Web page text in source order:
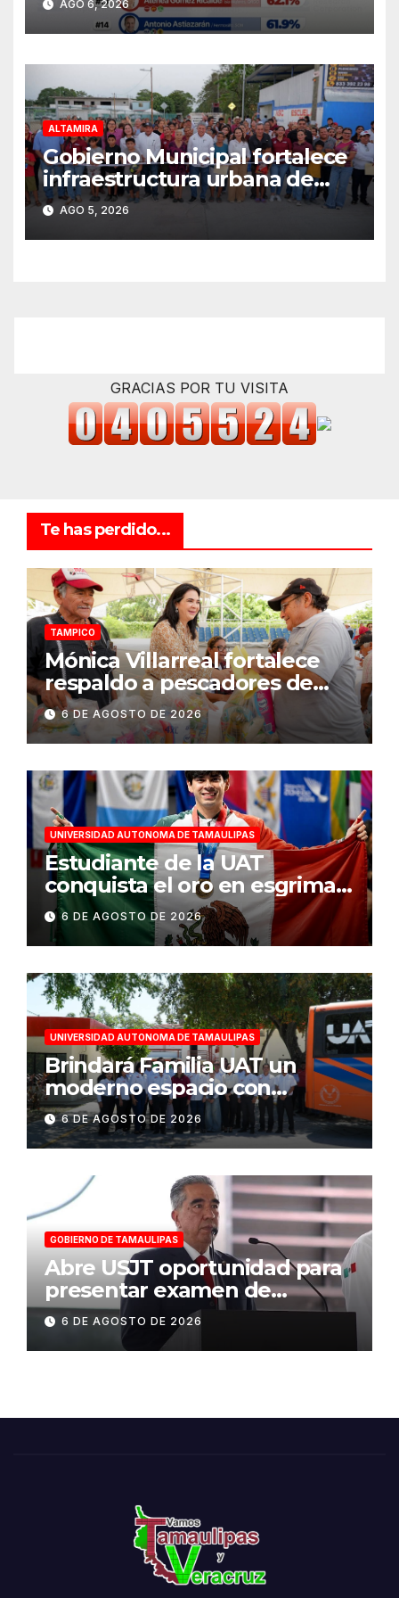
uno en Tamaulipas
AGO 6, 2026
ALTAMIRA
Gobierno Municipal fortalece
infraestructura urbana de
Altamira
AGO 5, 2026
GRACIAS POR TU VISITA
Te has perdido...
TAMPICO
Mónica Villarreal fortalece
respaldo a pescadores de
Tampico durante temporada
de veda
6 DE AGOSTO DE 2026
UNIVERSIDAD AUTONOMA DE TAMAULIPAS
Estudiante de la UAT
conquista el oro en esgrima
en Santo Domingo 2026
6 DE AGOSTO DE 2026
UNIVERSIDAD AUTONOMA DE TAMAULIPAS
Brindará Familia UAT un
moderno espacio con
sentido humano en la nueva
sede del COMASS
6 DE AGOSTO DE 2026
GOBIERNO DE TAMAULIPAS
Abre USJT oportunidad para
presentar examen de
admisión, este sábado
6 DE AGOSTO DE 2026